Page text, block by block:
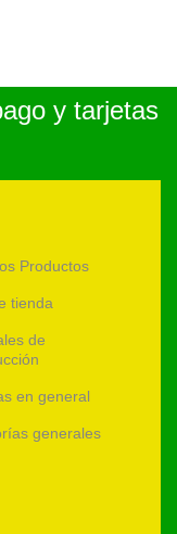
y tarjetas
Productos
tienda
de
en general
generales